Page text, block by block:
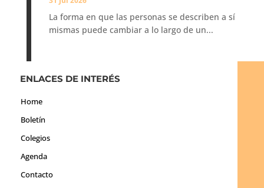
La forma en que las personas se describen a sí
mismas puede cambiar a lo largo de un...
ENLACES DE INTERÉS
Home
Boletín
Colegios
Agenda
Contacto